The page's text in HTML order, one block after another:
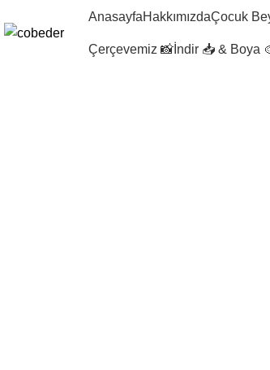
AnasayfaHakkımızdaÇocuk
Çerçevemiz 📸 İndir 📥 & Boya